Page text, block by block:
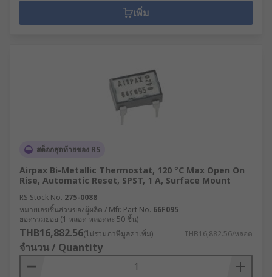
เพิ่ม
สต็อกสุดท้ายของ RS
Airpax Bi-Metallic Thermostat, 120 °C Max Open On
Rise, Automatic Reset, SPST, 1 A, Surface Mount
RS Stock No. 275-0088
หมายเลขชิ้นส่วนของผู้ผลิต / Mfr. Part No. 66F095
ยอดรวมย่อย (1 หลอด หลอดละ 50 ชิ้น)
THB16,882.56(ไม่รวมภาษีมูลค่าเพิ่ม) THB16,882.56/หลอด
จำนวน / Quantity